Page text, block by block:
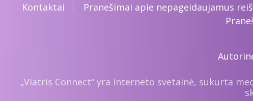
Kontaktai Pranešimai apie nepageidaujamus
„Viatris Connect“ yra interneto svetainė, sukurta